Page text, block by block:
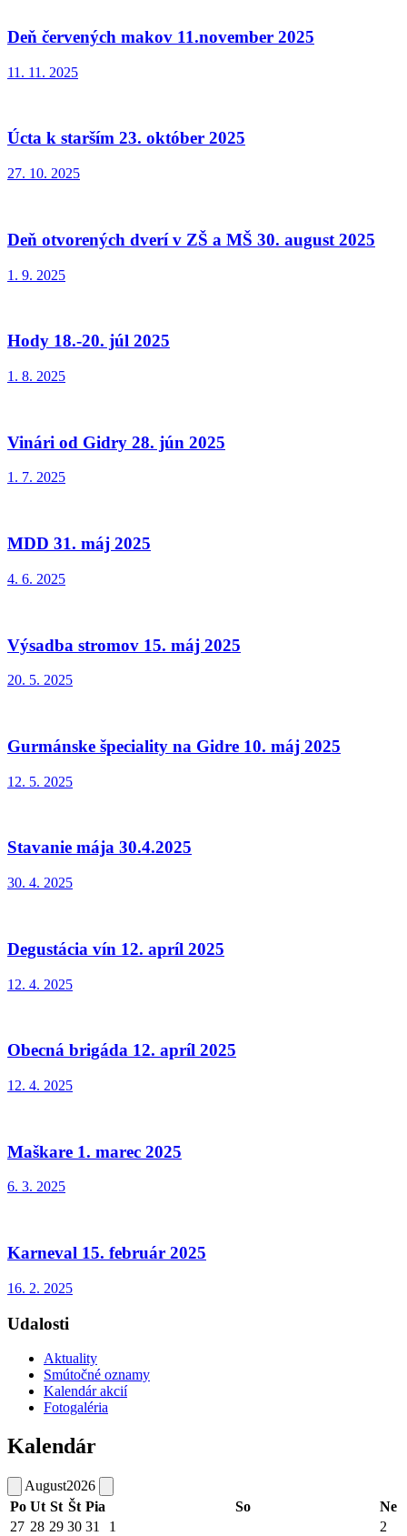
Deň červených makov 11.november 2025
11. 11. 2025
Úcta k starším 23. október 2025
27. 10. 2025
Deň otvorených dverí v ZŠ a MŠ 30. august 2025
1. 9. 2025
Hody 18.-20. júl 2025
1. 8. 2025
Vinári od Gidry 28. jún 2025
1. 7. 2025
MDD 31. máj 2025
4. 6. 2025
Výsadba stromov 15. máj 2025
20. 5. 2025
Gurmánske špeciality na Gidre 10. máj 2025
12. 5. 2025
Stavanie mája 30.4.2025
30. 4. 2025
Degustácia vín 12. apríl 2025
12. 4. 2025
Obecná brigáda 12. apríl 2025
12. 4. 2025
Maškare 1. marec 2025
6. 3. 2025
Karneval 15. február 2025
16. 2. 2025
Udalosti
Aktuality
Smútočné oznamy
Kalendár akcií
Fotogaléria
Kalendár
August2026
Po Ut St Št Pia So
Ne
27 28 29 30 31 1 2